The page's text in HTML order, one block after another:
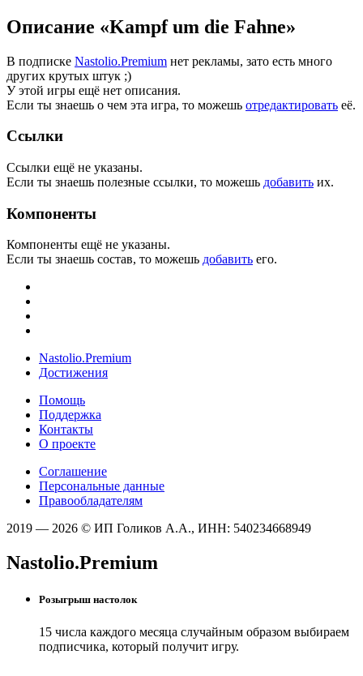
Описание «Kampf um die Fahne»
В подписке Nastolio.Premium нет рекламы, зато есть много
других крутых штук ;)
У этой игры ещё нет описания.
Если ты знаешь о чем эта игра, то можешь отредактировать её.
Ссылки
Ссылки ещё не указаны.
Если ты знаешь полезные ссылки, то можешь добавить их.
Компоненты
Компоненты ещё не указаны.
Если ты знаешь состав, то можешь добавить его.
Nastolio.Premium
Достижения
Помощь
Поддержка
Контакты
О проекте
Соглашение
Персональные данные
Правообладателям
2019 — 2026 © ИП Голиков А.А., ИНН: 540234668949
Nastolio.Premium
Розыгрыш настолок
15 числа каждого месяца случайным образом выбираем
подписчика, который получит игру.